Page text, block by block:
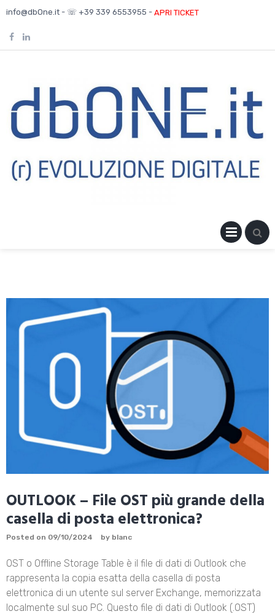
Skip
content
info@dbOne.it - ☏ +39 339 6553955 - APRI TICKET
OUTLOOK – File OST più grande della
casella di posta elettronica?
Posted on 09/10/2024 by blanc
OST o Offline Storage Table è il file di dati di Outlook che
rappresenta la copia esatta della casella di posta
elettronica di un utente sul server Exchange, memorizzata
localmente sul suo PC. Questo file di dati di Outlook (.OST)